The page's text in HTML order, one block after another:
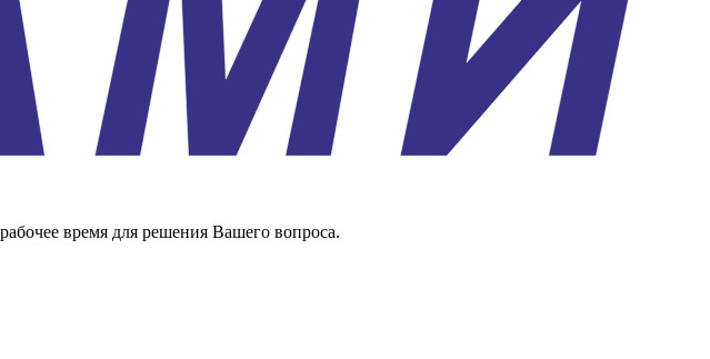
время для решения Вашего вопроса.